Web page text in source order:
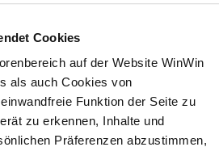
Cookies
auf der Website WinWin
als auch Cookies von
Funktion der Seite zu
zu erkennen, Inhalte und
Präferenzen abzustimmen,
der Konfliktsituation
Schritte passend
nachvollziehbar.
sind mehrheitlich